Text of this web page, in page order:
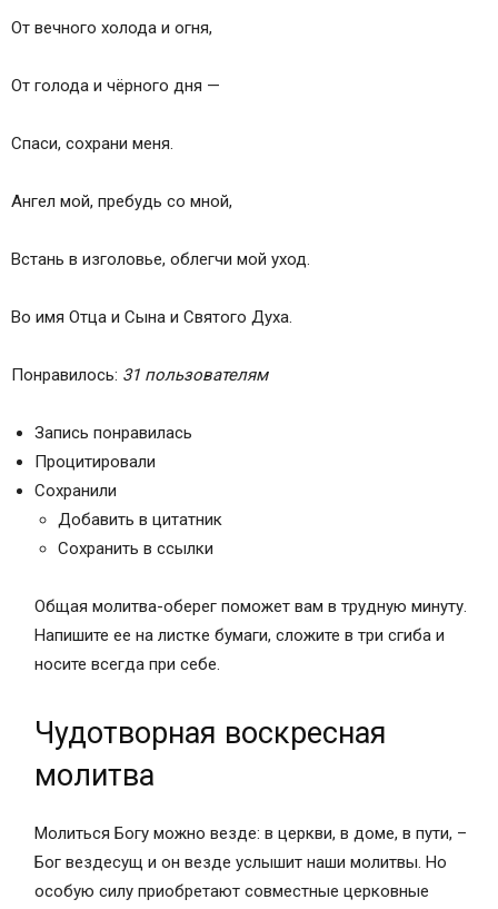
От вечного холода и огня,
От голода и чёрного дня —
Спаси, сохрани меня.
Ангел мой, пребудь со мной,
Встань в изголовье, облегчи мой уход.
Во имя Отца и Сына и Святого Духа.
Понравилось: 31 пользователям
Запись понравилась
Процитировали
Сохранили
Добавить в цитатник
Сохранить в ссылки
Общая молитва-оберег поможет вам в трудную минуту.
Напишите ее на листке бумаги, сложите в три сгиба и
носите всегда при себе.
Чудотворная воскресная
молитва
Молиться Богу можно везде: в церкви, в доме, в пути, –
Бог вездесущ и он везде услышит наши молитвы. Но
особую силу приобретают совместные церковные